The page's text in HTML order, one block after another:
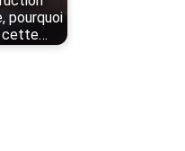
pourquoi
cette…